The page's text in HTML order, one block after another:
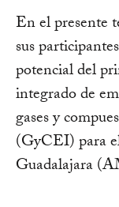
En el presente
sus
potencial del
integrado de
gases y
(GyCEI) para
Guadalajara